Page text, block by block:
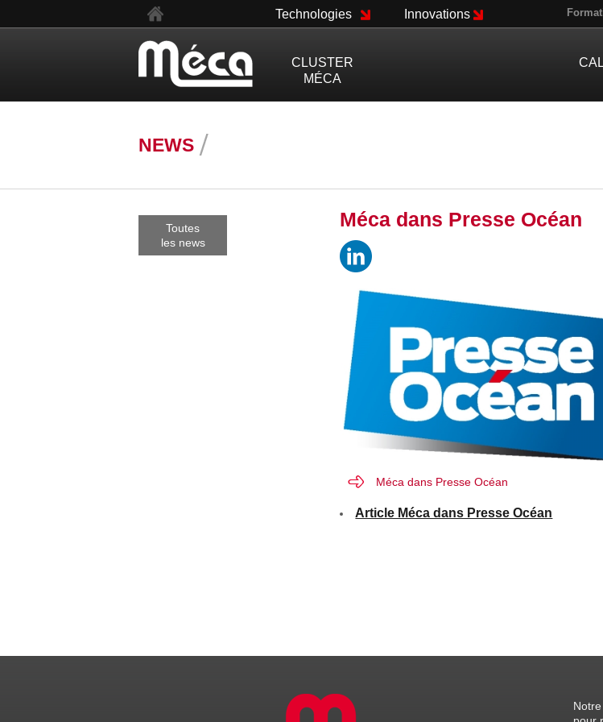
NEWS
Méca dans Presse Océan
Toutes
les news
Méca dans Presse Océan
Article Méca dans Presse Océan
CLUSTER
MÉCA
Technologies Innovations